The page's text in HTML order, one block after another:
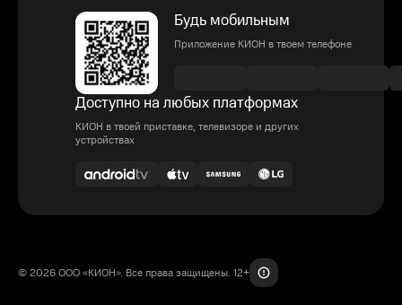
Будь мобильным
Приложение КИОН в твоем телефоне
Доступно на любых платформах
КИОН в твоей приставке, телевизоре и других
устройствах
© 2026 ООО «КИОН». Все права защищены. 12+